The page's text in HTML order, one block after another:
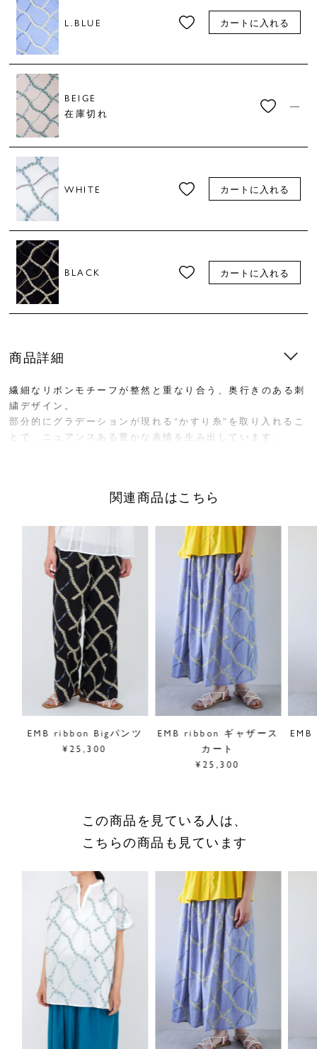
L.BLUE カートに入れる
BEIGE
在庫切れ
—
WHITE カートに入れる
BLACK カートに入れる
商品詳細
繊細なリボンモチーフが整然と重なり合う、奥行きのある刺
繍デザイン。
部分的にグラデーションが現れる“かすり糸”を取り入れるこ
とで、ニュアンスある豊かな表情を生み出しています。
控えめなフリルとレース使いで甘さを抑えた軽やかな一枚。
フレンチスリーブがやさしく腕まわりをカバーして、着回し
力のあるブラウスです。
綿と麻をブレンドした生地は、さらりとした肌触りと通気性
の良さで、暑い季節も快適にお過ごしいただけます。
■"ribbon"シリーズはこちら
サイズ／FREE
着丈前62/後69cm、身幅68cm、肩幅72cm、裾幅68cm
素材／綿70%、麻30%
原産国／中国
商品番号
05GM074010
ショッピングガイドはこちら
サイズをお悩みの方へ
関連商品はこちら
EMB ribbon Bigパンツ
¥25,300
EMB ribbon ギャザース
カート
¥25,300
この商品を見ている人は、
こちらの商品も見ています